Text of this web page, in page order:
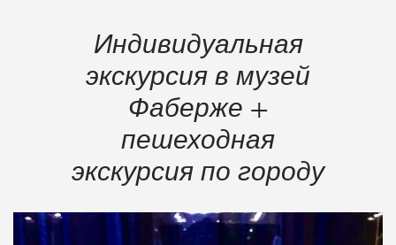
Индивидуальная
экскурсия в музей
Фаберже +
пешеходная
экскурсия по городу